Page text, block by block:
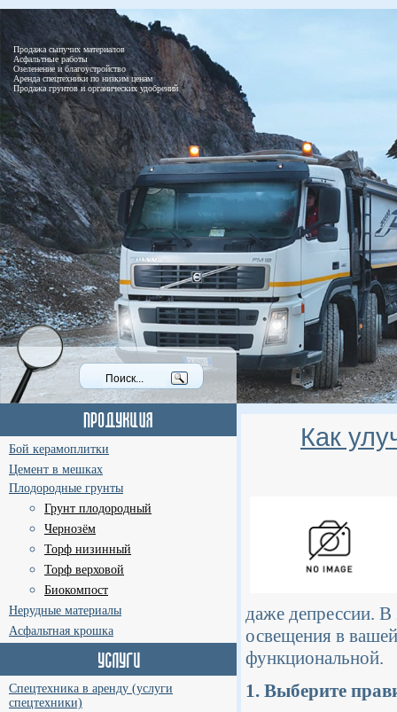
Продажа сыпучих материалов
Асфальтные работы
Озеленение и благоустройство
Аренда спецтехники по низким ценам
Продажа грунтов и органических удобрений
Бой керамоплитки
Цемент в мешках
Плодородные грунты
Грунт плодородный
Чернозём
Торф низинный
Торф верховой
Биокомпост
Нерудные материалы
Асфальтная крошка
Спецтехника в аренду (услуги
спецтехники)
Как
даже депрессии. В
освещения в
функциональной.
1. Выберите